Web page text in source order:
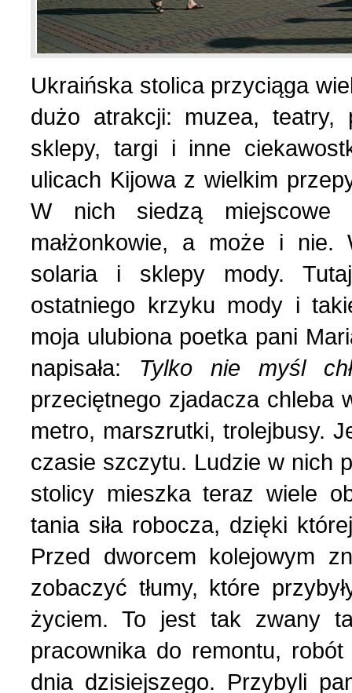
List do redakcji (7)
Literatura (2)
Losy Polaków
Losy rodzin polskich (3)
Mozaika na wsi (1)
Mozaika w PDF (47)
Nasza historia (24)
Nasze święta (15)
O tragicznie zmarłych
Ogłoszenia (24)
Opinie publiczne (11)
Poezja z Powstania
Polacy, których poznać
1 (156) 2024 r. (5)
4 (155) 2023 r. (1)
3 (154) 2023 r. (1)
2 (153) 2023 r. (1)
1 (152) 2023 r. (9)
4 (151) 2022 r. (2)
3 (150) 2022 r. (1)
2 (149) 2022 r. (2)
1 (148) 2022 r. (5)
4 (147) 2021 r. (3)
3 (146) 2021 r. (1)
2 (145) 2021 r. (10)
1 (144) 2021 r. (12)
Ukraińska stolica przyciąga
dużo atrakcji: muzea, teatry,
sklepy, targi i inne
ulicach Kijowa z wielkim
W nich siedzą
małżonkowie, a może i
solaria i sklepy mody.
ostatniego krzyku mody i
moja ulubiona poetka pani
napisała: Tylko nie myśl
przeciętnego zjadacza chleba
metro, marszrutki, trolejbusy.
czasie szczytu. Ludzie w nich
stolicy mieszka teraz wiele
tania siła robocza, dzięki
Przed dworcem kolejowym
zobaczyć tłumy, które
życiem. To jest tak zwany
pracownika do remontu,
dnia dzisiejszego. Przybyli